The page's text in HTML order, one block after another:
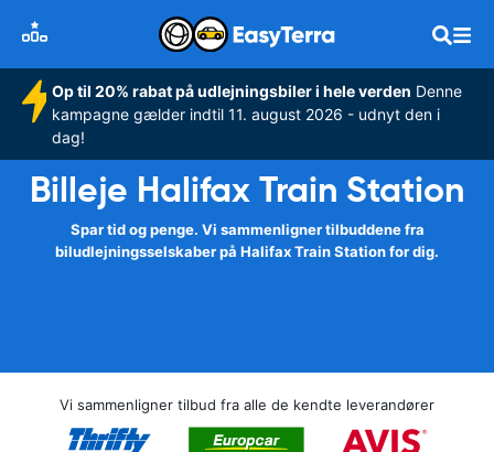
Op til 20% rabat på udlejningsbiler i hele verden Denne
kampagne gælder indtil 11. august 2026 - udnyt den i
dag!
Billeje Halifax Train Station
Spar tid og penge. Vi sammenligner tilbuddene fra
biludlejningsselskaber på Halifax Train Station for dig.
Vi sammenligner tilbud fra alle de kendte leverandører